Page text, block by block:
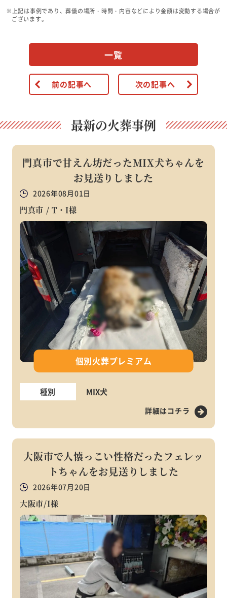
※上記は事例であり、葬儀の場所・時間・内容などにより金額は変動する場合が
ございます。
前の記事へ
一覧
次の記事へ
最新の火葬事例
門真市で甘えん坊だったMIX犬ちゃんを
お見送りしました
2026年08月01日
門真市 / T・I様
個別火葬プレミアム
種別 MIX犬
詳細はコチラ
大阪市で人懐っこい性格だったフェレッ
トちゃんをお見送りしました
2026年07月20日
大阪市/I様